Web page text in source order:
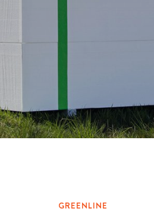
& investments
& Management
GREENLINE